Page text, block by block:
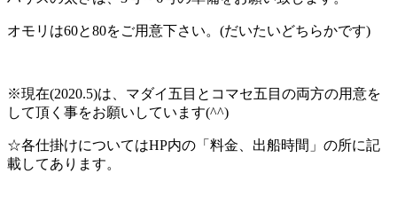
オモリは60と80をご用意下さい。(だいたいどちらかです)
※現在(2020.5)は、マダイ五目とコマセ五目の両方の用意を
して頂く事をお願いしています(^^)
☆各仕掛けについてはHP内の「料金、出船時間」の所に記
載してあります。